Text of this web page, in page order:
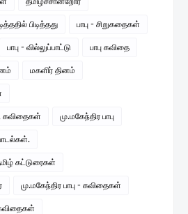
பிடித்தது பாபு - சிறுகதைகள்
பாபு - வில்லுப்பாட்டு பாபு கவிதை
மகளிர் தினம்
கவிதைகள் மு.மகேந்திர பாபு
கட்டுரைகள்
மு.மகேந்திர பாபு - கவிதைகள்
கவிதைகள்